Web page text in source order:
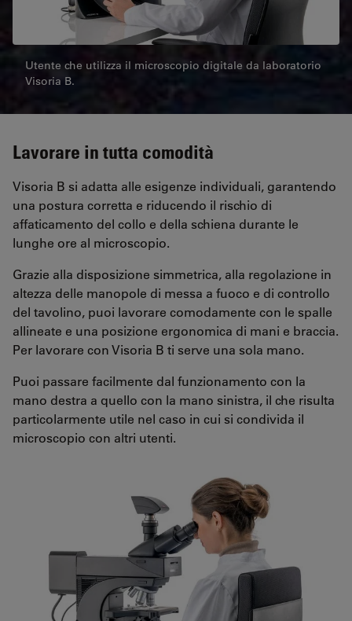
Utente che utilizza il microscopio digitale da laboratorio
Visoria B.
Lavorare in tutta comodità
Visoria B si adatta alle esigenze individuali, garantendo
una postura corretta e riducendo il rischio di
affaticamento del collo e della schiena durante le
lunghe ore al microscopio.
Grazie alla disposizione simmetrica, alla regolazione in
altezza delle manopole di messa a fuoco e di controllo
del tavolino, puoi lavorare comodamente con le spalle
allineate e una posizione ergonomica di mani e braccia.
Per lavorare con Visoria B ti serve una sola mano.
Puoi passare facilmente dal funzionamento con la
mano destra a quello con la mano sinistra, il che risulta
particolarmente utile nel caso in cui si condivida il
microscopio con altri utenti.